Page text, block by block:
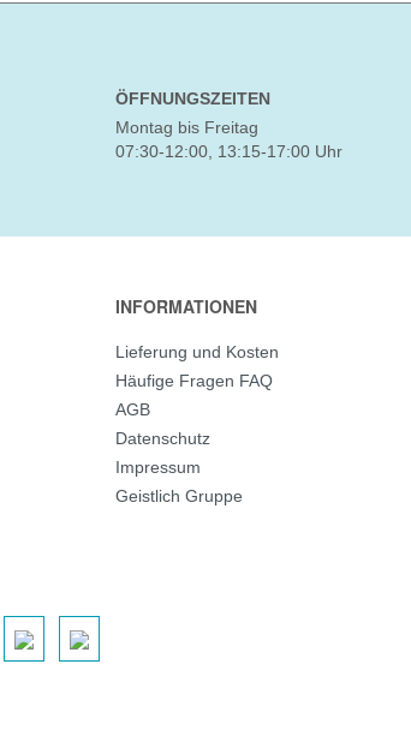
ÖFFNUNGSZEITEN
Montag bis Freitag
07:30-12:00, 13:15-17:00 Uhr
INFORMATIONEN
Lieferung und Kosten
Häufige Fragen FAQ
AGB
Datenschutz
Impressum
Geistlich Gruppe